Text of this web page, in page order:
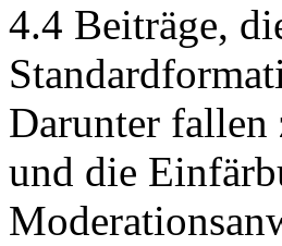
4.4 Beiträge,
Darunter fallen
und die